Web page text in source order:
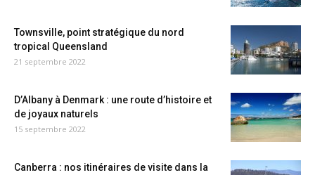
Townsville, point stratégique du nord
tropical Queensland
21 septembre 2022
D’Albany à Denmark : une route d’histoire et
de joyaux naturels
15 septembre 2022
Canberra : nos itinéraires de visite dans la